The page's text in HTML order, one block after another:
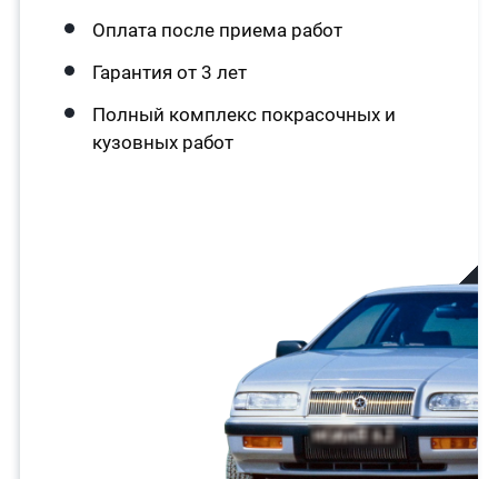
Оплата после приема работ
Гарантия от 3 лет
Полный комплекс покрасочных и
кузовных работ